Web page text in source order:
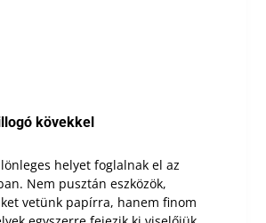
kövekkel
helyet foglalnak el az
Nem pusztán eszközök,
vetünk papírra, hanem finom